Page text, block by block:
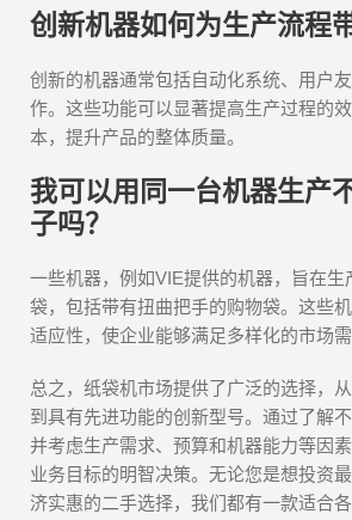
创新机器如何为生产流程
创新的机器通常包括自动化系统、用户
作。这些功能可以显著提高生产过程的
本，提升产品的整体质量。
我可以用同一台机器生产
子吗？
一些机器，例如VIE提供的机器，旨在生
袋，包括带有扭曲把手的购物袋。这些
适应性，使企业能够满足多样化的市场需
总之，纸袋机市场提供了广泛的选择，
到具有先进功能的创新型号。通过了解
并考虑生产需求、预算和机器能力等因
业务目标的明智决策。无论您是想投资
济实惠的二手选择，我们都有一款适合